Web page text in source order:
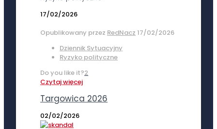
17/02/2026
Opublikowany przez RedNacz 17/02/2026
Dziennik Sytuacyjny
Ryzyko polityczne
Do you like it?2
Czytaj więcej
Targowica 2026
02/02/2026